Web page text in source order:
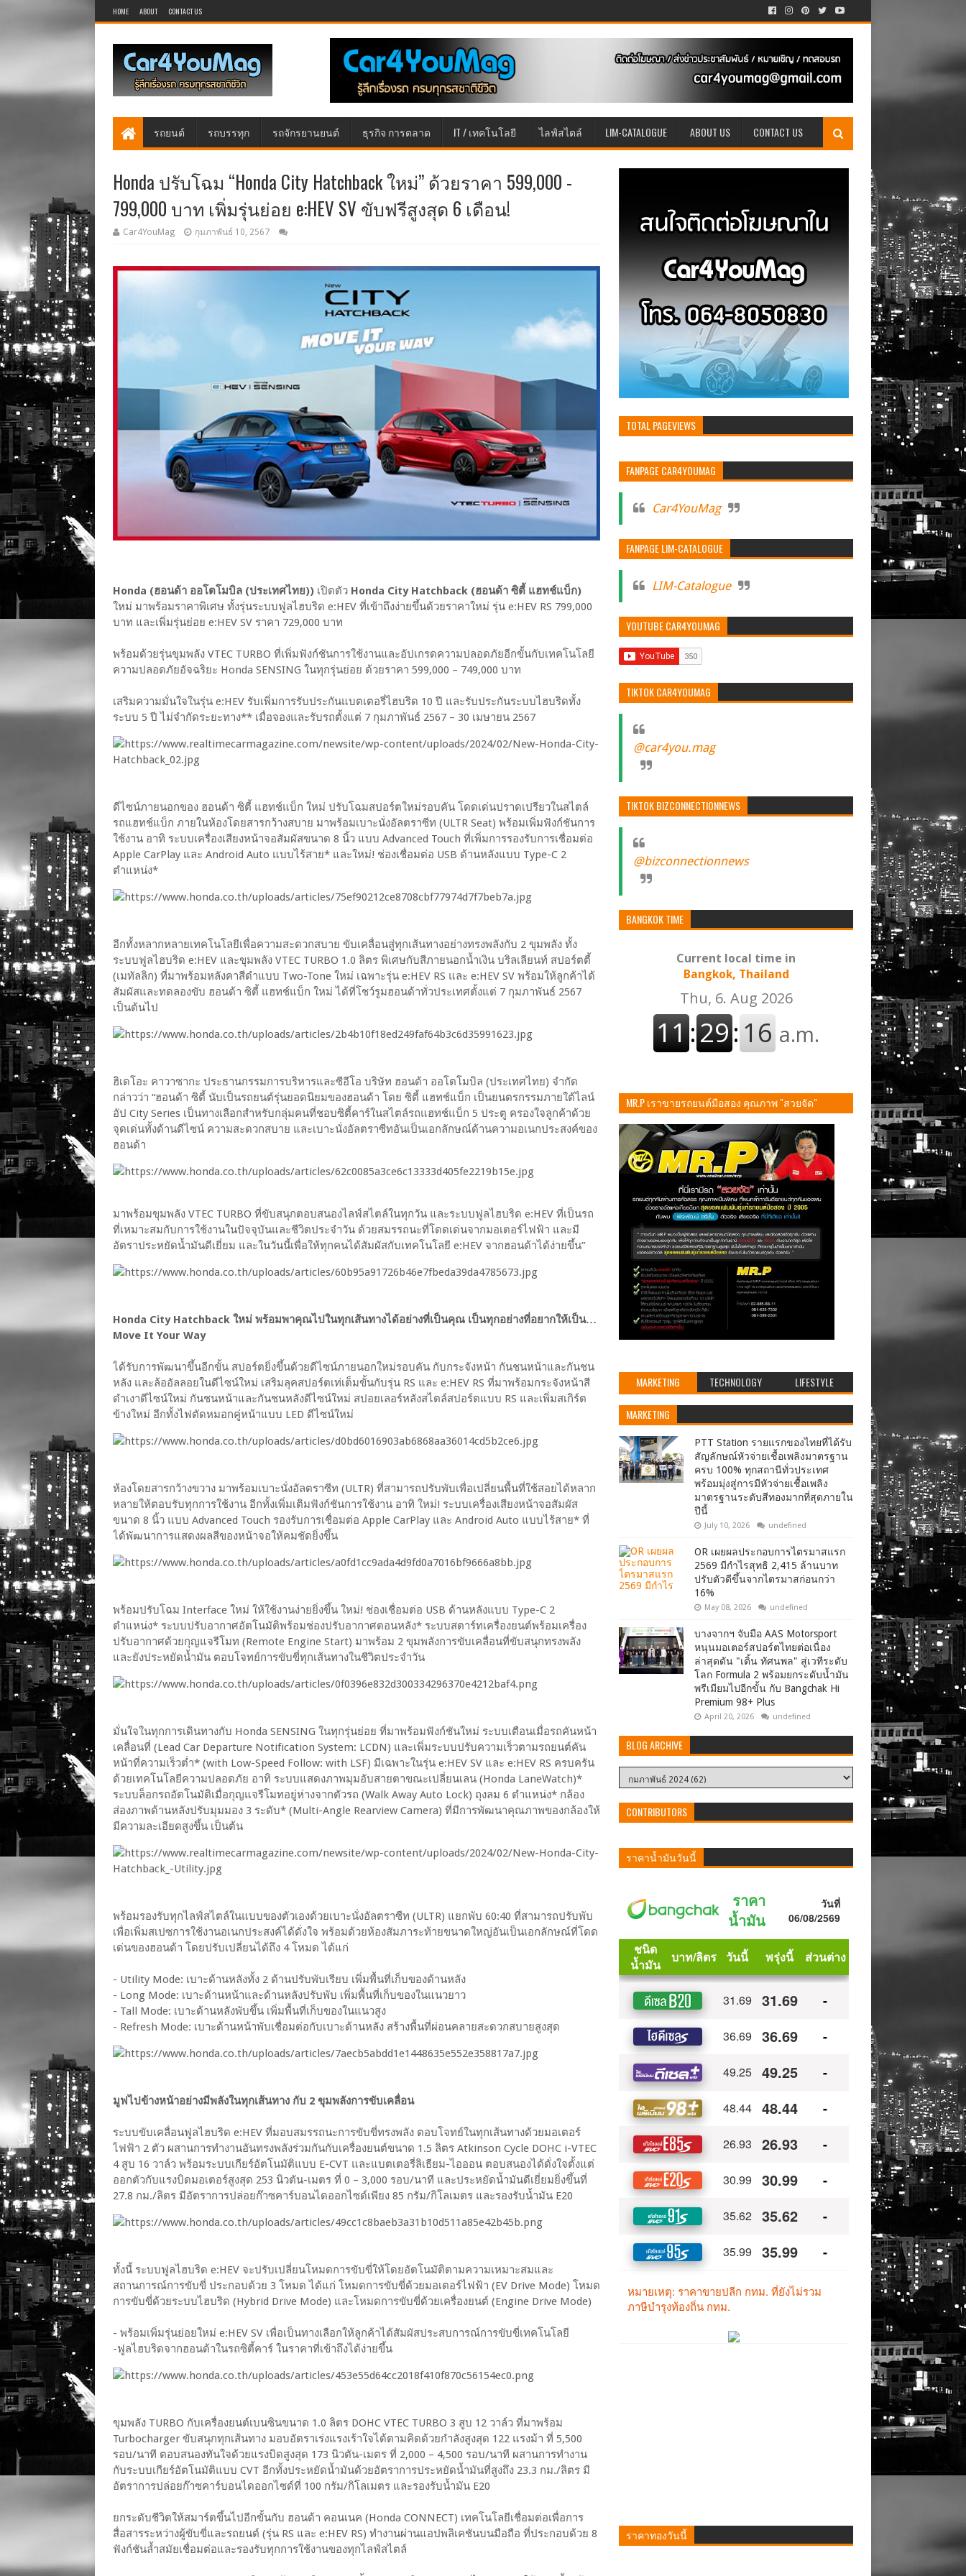
HOME ABOUT CONTACT US
รถยนต์ รถบรรทุก รถจักรยานยนต์ ธุรกิจ การตลาด IT / เทคโนโลยี ไลฟ์สไตล์ LIM-CATALOGUE ABOUT US CONTACT US
Honda ปรับโฉม “Honda City Hatchback ใหม่” ด้วยราคา 599,000 -
799,000 บาท เพิ่มรุ่นย่อย e:HEV SV ขับฟรีสูงสุด 6 เดือน!
Car4YouMag กุมภาพันธ์ 10, 2567
Honda (ฮอนด้า ออโตโมบิล (ประเทศไทย)) เปิดตัว Honda City Hatchback (ฮอนด้า ซิตี้ แฮทช์แบ็ก)
ใหม่ มาพร้อมราคาพิเศษ ทั้งรุ่นระบบฟูลไฮบริด e:HEV ที่เข้าถึงง่ายขึ้นด้วยราคาใหม่ รุ่น e:HEV RS 799,000
บาท และเพิ่มรุ่นย่อย e:HEV SV ราคา 729,000 บาท
พร้อมด้วยรุ่นขุมพลัง VTEC TURBO ที่เพิ่มฟังก์ชันการใช้งานและอัปเกรดความปลอดภัยอีกขั้นกับเทคโนโลยี
ความปลอดภัยอัจฉริยะ Honda SENSING ในทุกรุ่นย่อย ด้วยราคา 599,000 – 749,000 บาท
เสริมความมั่นใจในรุ่น e:HEV รับเพิ่มการรับประกันแบตเตอรี่ไฮบริด 10 ปี และรับประกันระบบไฮบริดทั้ง
ระบบ 5 ปี ไม่จำกัดระยะทาง** เมื่อจองและรับรถตั้งแต่ 7 กุมภาพันธ์ 2567 – 30 เมษายน 2567
ดีไซน์ภายนอกของ ฮอนด้า ซิตี้ แฮทช์แบ็ก ใหม่ ปรับโฉมสปอร์ตใหม่รอบคัน โดดเด่นปราดเปรียวในสไตล์
รถแฮทช์แบ็ก ภายในห้องโดยสารกว้างสบาย มาพร้อมเบาะนั่งอัลตราซีท (ULTR Seat) พร้อมเพิ่มฟังก์ชันการ
ใช้งาน อาทิ ระบบเครื่องเสียงหน้าจอสัมผัสขนาด 8 นิ้ว แบบ Advanced Touch ที่เพิ่มการรองรับการเชื่อมต่อ
Apple CarPlay และ Android Auto แบบไร้สาย* และใหม่! ช่องเชื่อมต่อ USB ด้านหลังแบบ Type-C 2
ตำแหน่ง*
อีกทั้งหลากหลายเทคโนโลยีเพื่อความสะดวกสบาย ขับเคลื่อนสู่ทุกเส้นทางอย่างทรงพลังกับ 2 ขุมพลัง ทั้ง
ระบบฟูลไฮบริด e:HEV และขุมพลัง VTEC TURBO 1.0 ลิตร พิเศษกับสีภายนอกน้ำเงิน บริลเลียนท์ สปอร์ตตี้
(เมทัลลิก) ที่มาพร้อมหลังคาสีดำแบบ Two-Tone ใหม่ เฉพาะรุ่น e:HEV RS และ e:HEV SV พร้อมให้ลูกค้าได้
สัมผัสและทดลองขับ ฮอนด้า ซิตี้ แฮทช์แบ็ก ใหม่ ได้ที่โชว์รูมฮอนด้าทั่วประเทศตั้งแต่ 7 กุมภาพันธ์ 2567
เป็นต้นไป
ฮิเดโอะ คาวาซากะ ประธานกรรมการบริหารและซีอีโอ บริษัท ฮอนด้า ออโตโมบิล (ประเทศไทย) จำกัด
กล่าวว่า “ฮอนด้า ซิตี้ นับเป็นรถยนต์รุ่นยอดนิยมของฮอนด้า โดย ซิตี้ แฮทช์แบ็ก เป็นยนตรกรรมภายใต้ไลน์
อัป City Series เป็นทางเลือกสำหรับกลุ่มคนที่ชอบซิตี้คาร์ในสไตล์รถแฮทช์แบ็ก 5 ประตู ครองใจลูกค้าด้วย
จุดเด่นทั้งด้านดีไซน์ ความสะดวกสบาย และเบาะนั่งอัลตราซีทอันเป็นเอกลักษณ์ด้านความอเนกประสงค์ของ
ฮอนด้า
มาพร้อมขุมพลัง VTEC TURBO ที่ขับสนุกตอบสนองไลฟ์สไตล์ในทุกวัน และระบบฟูลไฮบริด e:HEV ที่เป็นรถ
ที่เหมาะสมกับการใช้งานในปัจจุบันและชีวิตประจำวัน ด้วยสมรรถนะที่โดดเด่นจากมอเตอร์ไฟฟ้า และมี
อัตราประหยัดน้ำมันดีเยี่ยม และในวันนี้เพื่อให้ทุกคนได้สัมผัสกับเทคโนโลยี e:HEV จากฮอนด้าได้ง่ายขึ้น”
Honda City Hatchback ใหม่ พร้อมพาคุณไปในทุกเส้นทางได้อย่างที่เป็นคุณ เป็นทุกอย่างที่อยากให้เป็น…
Move It Your Way
ได้รับการพัฒนาขึ้นอีกขั้น สปอร์ตยิ่งขึ้นด้วยดีไซน์ภายนอกใหม่รอบคัน กับกระจังหน้า กันชนหน้าและกันชน
หลัง และล้ออัลลอยในดีไซน์ใหม่ เสริมลุคสปอร์ตเท่เต็มขั้นกับรุ่น RS และ e:HEV RS ที่มาพร้อมกระจังหน้าสี
ดำเงาดีไซน์ใหม่ กันชนหน้าและกันชนหลังดีไซน์ใหม่ สปอยเลอร์หลังสไตล์สปอร์ตแบบ RS และเพิ่มสเกิร์ต
ข้างใหม่ อีกทั้งไฟตัดหมอกคู่หน้าแบบ LED ดีไซน์ใหม่
ห้องโดยสารกว้างขวาง มาพร้อมเบาะนั่งอัลตราซีท (ULTR) ที่สามารถปรับพับเพื่อเปลี่ยนพื้นที่ใช้สอยได้หลาก
หลายให้ตอบรับทุกการใช้งาน อีกทั้งเพิ่มเติมฟังก์ชันการใช้งาน อาทิ ใหม่! ระบบเครื่องเสียงหน้าจอสัมผัส
ขนาด 8 นิ้ว แบบ Advanced Touch รองรับการเชื่อมต่อ Apple CarPlay และ Android Auto แบบไร้สาย* ที่
ได้พัฒนาการแสดงผลสีของหน้าจอให้คมชัดยิ่งขึ้น
พร้อมปรับโฉม Interface ใหม่ ให้ใช้งานง่ายยิ่งขึ้น ใหม่! ช่องเชื่อมต่อ USB ด้านหลังแบบ Type-C 2
ตำแหน่ง* ระบบปรับอากาศอัตโนมัติพร้อมช่องปรับอากาศตอนหลัง* ระบบสตาร์ทเครื่องยนต์พร้อมเครื่อง
ปรับอากาศด้วยกุญแจรีโมท (Remote Engine Start) มาพร้อม 2 ขุมพลังการขับเคลื่อนที่ขับสนุกทรงพลัง
และยังประหยัดน้ำมัน ตอบโจทย์การขับขี่ทุกเส้นทางในชีวิตประจำวัน
มั่นใจในทุกการเดินทางกับ Honda SENSING ในทุกรุ่นย่อย ที่มาพร้อมฟังก์ชันใหม่ ระบบเตือนเมื่อรถคันหน้า
เคลื่อนที่ (Lead Car Departure Notification System: LCDN) และเพิ่มระบบปรับความเร็วตามรถยนต์คัน
หน้าที่ความเร็วต่ำ* (with Low-Speed Follow: with LSF) มีเฉพาะในรุ่น e:HEV SV และ e:HEV RS ครบครัน
ด้วยเทคโนโลยีความปลอดภัย อาทิ ระบบแสดงภาพมุมอับสายตาขณะเปลี่ยนเลน (Honda LaneWatch)*
ระบบล็อกรถอัตโนมัติเมื่อกุญแจรีโมทอยู่ห่างจากตัวรถ (Walk Away Auto Lock) ถุงลม 6 ตำแหน่ง* กล้อง
ส่องภาพด้านหลังปรับมุมมอง 3 ระดับ* (Multi-Angle Rearview Camera) ที่มีการพัฒนาคุณภาพของกล้องให้
มีความละเอียดสูงขึ้น เป็นต้น
พร้อมรองรับทุกไลฟ์สไตล์ในแบบของตัวเองด้วยเบาะนั่งอัลตราซีท (ULTR) แยกพับ 60:40 ที่สามารถปรับพับ
เพื่อเพิ่มสเปซการใช้งานอเนกประสงค์ได้ดั่งใจ พร้อมด้วยห้องสัมภาระท้ายขนาดใหญ่อันเป็นเอกลักษณ์ที่โดด
เด่นของฮอนด้า โดยปรับเปลี่ยนได้ถึง 4 โหมด ได้แก่
- Utility Mode: เบาะด้านหลังทั้ง 2 ด้านปรับพับเรียบ เพิ่มพื้นที่เก็บของด้านหลัง
- Long Mode: เบาะด้านหน้าและด้านหลังปรับพับ เพิ่มพื้นที่เก็บของในแนวยาว
- Tall Mode: เบาะด้านหลังพับขึ้น เพิ่มพื้นที่เก็บของในแนวสูง
- Refresh Mode: เบาะด้านหน้าพับเชื่อมต่อกับเบาะด้านหลัง สร้างพื้นที่ผ่อนคลายสะดวกสบายสูงสุด
มูฟไปข้างหน้าอย่างมีพลังในทุกเส้นทาง กับ 2 ขุมพลังการขับเคลื่อน
ระบบขับเคลื่อนฟูลไฮบริด e:HEV ที่มอบสมรรถนะการขับขี่ทรงพลัง ตอบโจทย์ในทุกเส้นทางด้วยมอเตอร์
ไฟฟ้า 2 ตัว ผสานการทำงานอันทรงพลังร่วมกันกับเครื่องยนต์ขนาด 1.5 ลิตร Atkinson Cycle DOHC i-VTEC
4 สูบ 16 วาล์ว พร้อมระบบเกียร์อัตโนมัติแบบ E-CVT และแบตเตอรี่ลิเธียม-ไอออน ตอบสนองได้ดั่งใจตั้งแต่
ออกตัวกับแรงบิดมอเตอร์สูงสุด 253 นิวตัน-เมตร ที่ 0 – 3,000 รอบ/นาที และประหยัดน้ำมันดีเยี่ยมยิ่งขึ้นที่
27.8 กม./ลิตร มีอัตราการปล่อยก๊าซคาร์บอนไดออกไซด์เพียง 85 กรัม/กิโลเมตร และรองรับน้ำมัน E20
ทั้งนี้ ระบบฟูลไฮบริด e:HEV จะปรับเปลี่ยนโหมดการขับขี่ให้โดยอัตโนมัติตามความเหมาะสมและ
สถานการณ์การขับขี่ ประกอบด้วย 3 โหมด ได้แก่ โหมดการขับขี่ด้วยมอเตอร์ไฟฟ้า (EV Drive Mode) โหมด
การขับขี่ด้วยระบบไฮบริด (Hybrid Drive Mode) และโหมดการขับขี่ด้วยเครื่องยนต์ (Engine Drive Mode)
- พร้อมเพิ่มรุ่นย่อยใหม่ e:HEV SV เพื่อเป็นทางเลือกให้ลูกค้าได้สัมผัสประสบการณ์การขับขี่เทคโนโลยี
-ฟูลไฮบริดจากฮอนด้าในรถซิตี้คาร์ ในราคาที่เข้าถึงได้ง่ายขึ้น
ขุมพลัง TURBO กับเครื่องยนต์เบนซินขนาด 1.0 ลิตร DOHC VTEC TURBO 3 สูบ 12 วาล์ว ที่มาพร้อม
Turbocharger ขับสนุกทุกเส้นทาง มอบอัตราเร่งแรงเร้าใจได้ตามคิดด้วยกำลังสูงสุด 122 แรงม้า ที่ 5,500
รอบ/นาที ตอบสนองทันใจด้วยแรงบิดสูงสุด 173 นิวตัน-เมตร ที่ 2,000 – 4,500 รอบ/นาที ผสานการทำงาน
กับระบบเกียร์อัตโนมัติแบบ CVT อีกทั้งประหยัดน้ำมันด้วยอัตราการประหยัดน้ำมันที่สูงถึง 23.3 กม./ลิตร มี
อัตราการปล่อยก๊าซคาร์บอนไดออกไซด์ที่ 100 กรัม/กิโลเมตร และรองรับน้ำมัน E20
ยกระดับชีวิตให้สมาร์ตขึ้นไปอีกขั้นกับ ฮอนด้า คอนเนค (Honda CONNECT) เทคโนโลยีเชื่อมต่อเพื่อการ
สื่อสารระหว่างผู้ขับขี่และรถยนต์ (รุ่น RS และ e:HEV RS) ทำงานผ่านแอปพลิเคชันบนมือถือ ที่ประกอบด้วย 8
ฟังก์ชันล้ำสมัยเชื่อมต่อและรองรับทุกการใช้งานของทุกไลฟ์สไตล์
TOTAL PAGEVIEWS
FANPAGE CAR4YOUMAG
Car4YouMag
FANPAGE LIM-CATALOGUE
LIM-Catalogue
YOUTUBE CAR4YOUMAG
TIKTOK CAR4YOUMAG
@car4you.mag
TIKTOK BIZCONNECTIONNEWS
@bizconnectionnews
BANGKOK TIME
Current local time in
Bangkok, Thailand
MR.P เราขายรถยนต์มือสอง คุณภาพ "สวยจัด"
MARKETING TECHNOLOGY LIFESTYLE
MARKETING
PTT Station รายแรกของไทยที่ได้รับ
สัญลักษณ์หัวจ่ายเชื้อเพลิงมาตรฐาน
ครบ 100% ทุกสถานีทั่วประเทศ
พร้อมมุ่งสู่การมีหัวจ่ายเชื้อเพลิง
มาตรฐานระดับสีทองมากที่สุดภายใน
ปีนี้
July 10, 2026 undefined
OR เผยผลประกอบการไตรมาสแรก
2569 มีกำไรสุทธิ 2,415 ล้านบาท
ปรับตัวดีขึ้นจากไตรมาสก่อนกว่า
16%
May 08, 2026 undefined
บางจากฯ จับมือ AAS Motorsport
หนุนมอเตอร์สปอร์ตไทยต่อเนื่อง
ล่าสุดดัน "เติ้น ทัศนพล" สู่เวทีระดับ
โลก Formula 2 พร้อมยกระดับน้ำมัน
พรีเมียมไปอีกขั้น กับ Bangchak Hi
Premium 98+ Plus
April 20, 2026 undefined
BLOG ARCHIVE
CONTRIBUTORS
ราคาน้ำมันวันนี้
ราคาทองวันนี้